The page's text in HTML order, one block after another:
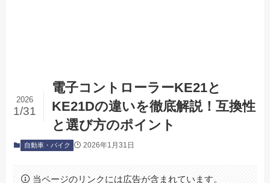
電子コントローラーKE21と
KE21Dの違いを徹底解説！互換性
と選び方のポイント
2026
1/31
自動車・バイク 2026年1月31日
当ページのリンクには広告が含まれています。